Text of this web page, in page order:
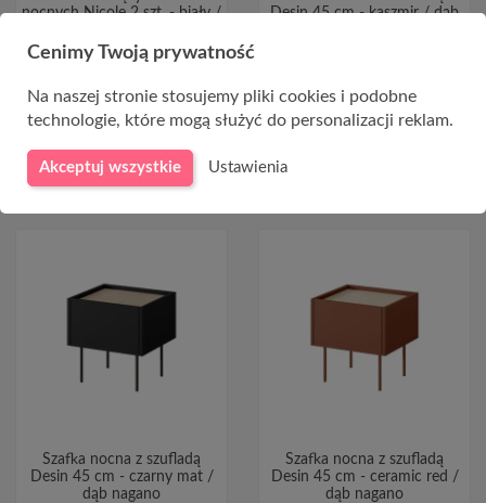
nocnych Nicole 2 szt. - biały /
Desin 45 cm - kaszmir / dąb
Szafka nocna z szufladą
Desin 45 cm - czarny mat /
dąb nagano
Szafka nocna z szufladą
Desin 45 cm - ceramic red /
dąb nagano
Cenimy Twoją prywatność
Na naszej stronie stosujemy pliki cookies i podobne
technologie, które mogą służyć do personalizacji reklam.
Akceptuj wszystkie Ustawienia